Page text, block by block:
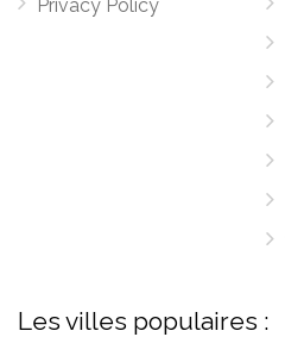
Privacy Policy
Les villes populaires :